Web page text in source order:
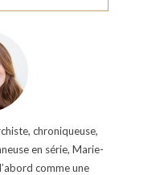
chroniqueuse,
en série, Marie-
comme une